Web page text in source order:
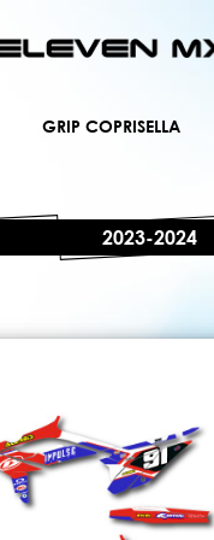
al
GRIP COPRISELLA
2023-2024